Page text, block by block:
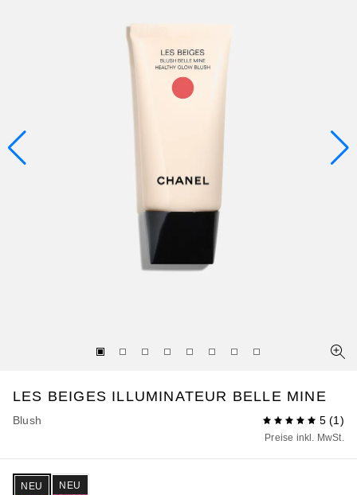
LES BEIGES ILLUMINATEUR BELLE MINE
Blush 5 (1 )
Preise inkl. MwSt.
NEU NEU